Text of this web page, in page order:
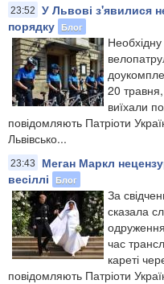
23:52
У Львові з'явилися
порядку Блог
Необхідну
20
виїхали
повідомляють Патріоти
Львівсько...
23:43
Меган Маркл
весіллі
Блог
За
сказала
час
кареті
повідомляють Патріоти